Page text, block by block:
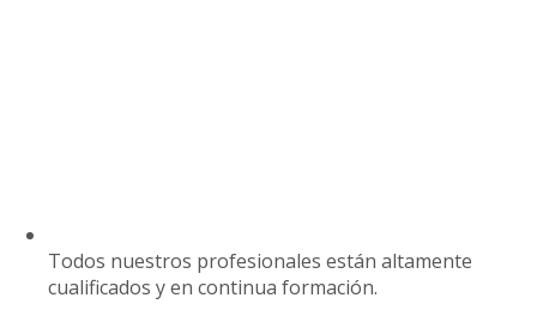
Todos nuestros profesionales están altamente
cualificados y en continua formación.